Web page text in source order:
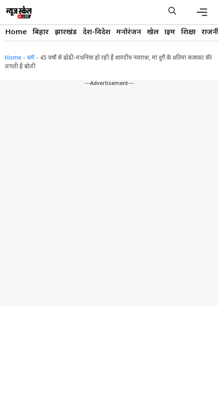
content
Home बिहार झारखंड देश-विदेश मनोरंजन खेल क्राइम शिक्षा
Home - धर्म - 45 वर्षाे से ढोढी-मंधनिया हो रही है शारदीय नवरात्रा, मां दुर्गे के प्रतिमा सजावट की
लगती है बोली
---Advertisement---